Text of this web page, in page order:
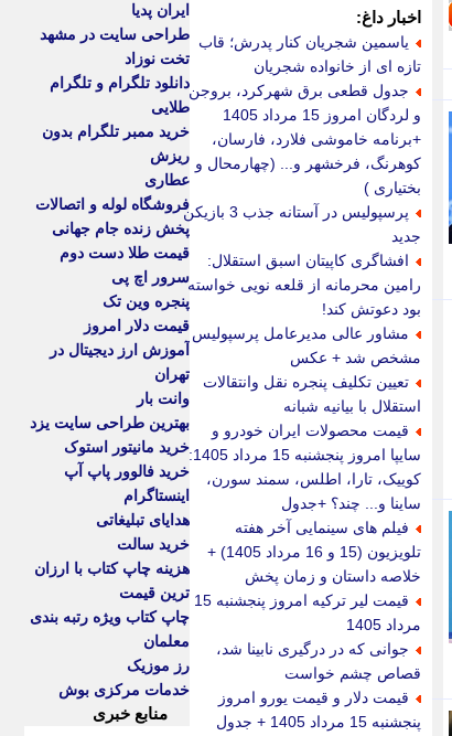
اخبار داغ:
یاسمین شجریان کنار پدرش؛ قاب
تازه ای از خانواده شجریان
جدول قطعی برق شهرکرد، بروجن
و لردگان امروز 15 مرداد 1405
+برنامه خاموشی فلارد، فارسان،
کوهرنگ، فرخشهر و... (چهارمحال و
بختیاری )
پرسپولیس در آستانه جذب 3 بازیکن
جدید
افشاگری کاپیتان اسبق استقلال:
رامین محرمانه از قلعه نویی خواسته
بود دعوتش کند!
مشاور عالی مدیرعامل پرسپولیس
مشخص شد + عکس
تعیین تکلیف پنجره نقل وانتقالات
استقلال با بیانیه شبانه
قیمت محصولات ایران خودرو و
سایپا امروز پنجشنبه 15 مرداد 1405:
کوییک، تارا، اطلس، سمند سورن،
ساینا و... چند؟ +جدول
فیلم های سینمایی آخر هفته
تلویزیون (15 و 16 مرداد 1405) +
خلاصه داستان و زمان پخش
قیمت لیر ترکیه امروز پنجشنبه 15
مرداد 1405
جوانی که در درگیری نابینا شد،
قصاص چشم خواست
قیمت دلار و قیمت یورو امروز
پنجشنبه 15 مرداد 1405 + جدول
ایران پدیا
طراحی سایت در مشهد
تخت نوزاد
دانلود تلگرام و تلگرام
طلایی
خرید ممبر تلگرام بدون
ریزش
عطاری
فروشگاه لوله و اتصالات
پخش زنده جام جهانی
قیمت طلا دست دوم
سرور اچ پی
پنجره وین تک
قیمت دلار امروز
آموزش ارز دیجیتال در
تهران
وانت بار
بهترین طراحی سایت یزد
خرید مانیتور استوک
خرید فالوور پاپ آپ
اینستاگرام
هدایای تبلیغاتی
خرید سالت
هزینه چاپ کتاب با ارزان
ترین قیمت
چاپ کتاب ویژه رتبه بندی
معلمان
رز موزیک
خدمات مرکزی بوش
منابع خبری